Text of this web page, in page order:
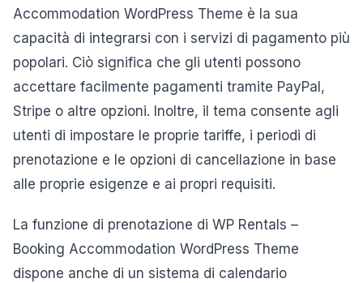
Accommodation WordPress Theme è la sua
capacità di integrarsi con i servizi di pagamento più
popolari. Ciò significa che gli utenti possono
accettare facilmente pagamenti tramite PayPal,
Stripe o altre opzioni. Inoltre, il tema consente agli
utenti di impostare le proprie tariffe, i periodi di
prenotazione e le opzioni di cancellazione in base
alle proprie esigenze e ai propri requisiti.
La funzione di prenotazione di WP Rentals –
Booking Accommodation WordPress Theme
dispone anche di un sistema di calendario